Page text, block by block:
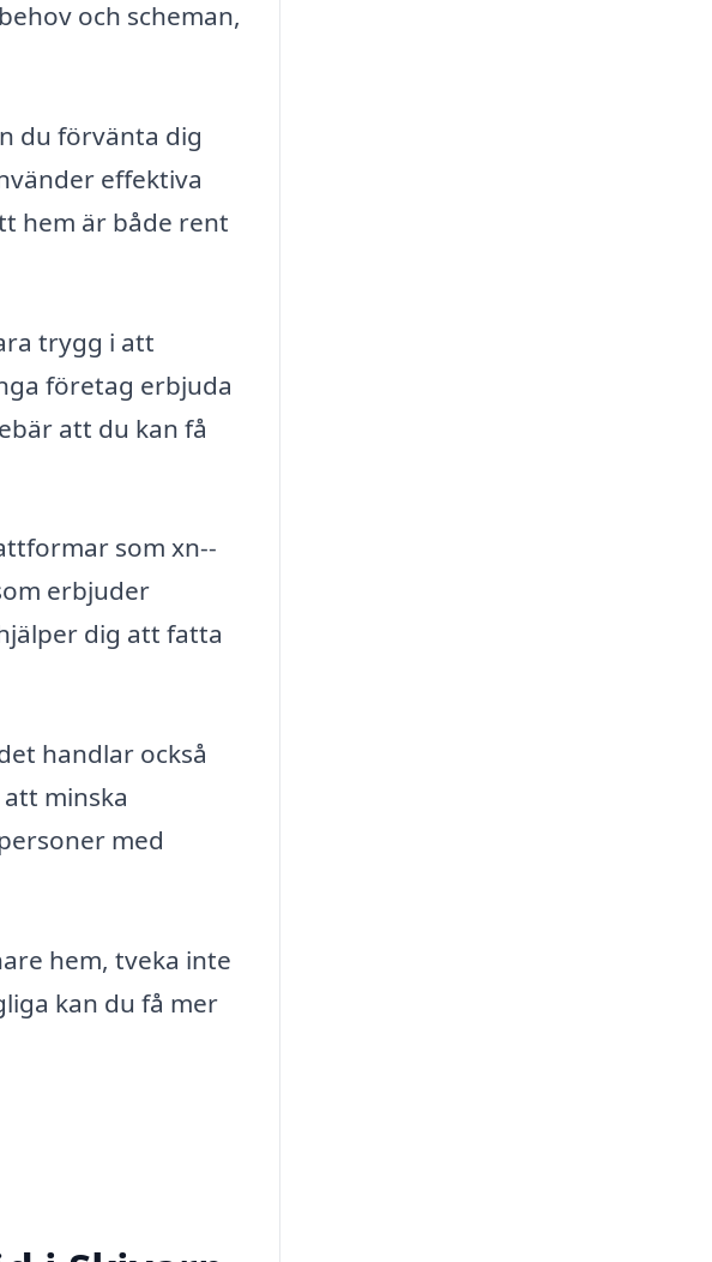
och scheman,
du förvänta dig
effektiva
hem är både rent
trygg i att
företag erbjuda
att du kan få
som xn--
erbjuder
dig att fatta
handlar också
minska
med
hem, tveka inte
kan du få mer